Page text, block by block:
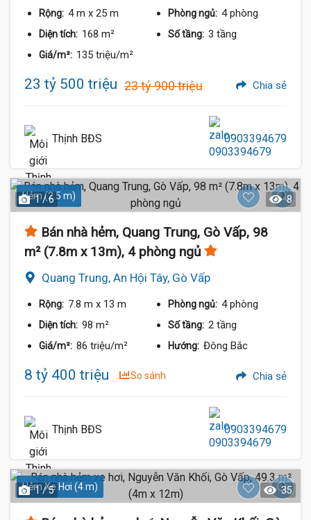
Rộng: 4 m x 25 m Phòng ngủ: 4 phòng
Diện tích: 168 m² Số tầng: 3 tầng
Giá/m²: 135 triệu/m²
23 tỷ 500 triệu 23 tỷ 900 triệu Chia sẻ
Thịnh BĐS 0903394679
Hẻm (2.5 m)
1 / 6 8
Bán nhà hẻm, Quang Trung, Gò Vấp, 98
m² (7.8m x 13m), 4 phòng ngủ
Quang Trung, An Hội Tây, Gò Vấp
Rộng: 7.8 m x 13 m Phòng ngủ: 4 phòng
Diện tích: 98 m² Số tầng: 2 tầng
Giá/m²: 86 triệu/m² Hướng: Đông Bắc
8 tỷ 400 triệu So sánh Chia sẻ
Thịnh BĐS 0903394679
Hẻm Xe Hơi (4 m)
1 / 5 35